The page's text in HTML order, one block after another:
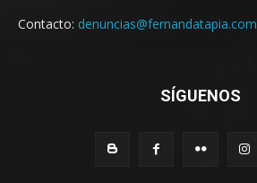
Contacto: denuncias@fernandatapia.com
SÍGUENOS